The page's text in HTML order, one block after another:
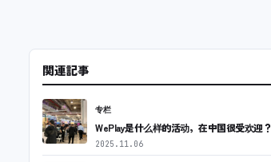
関連記事
专栏
WePlay是什么样的活动，在中国很受欢迎？
2025.11.06